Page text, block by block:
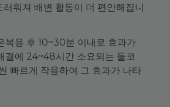
워져 배변 활동이 더 편안해집니
복용 후 10~30분 이내로 효과가
결에 24~48시간 소요되는 둘코
빠르게 작용하여 그 효과가 나타